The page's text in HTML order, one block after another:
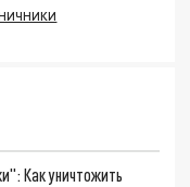
Как уничтожить